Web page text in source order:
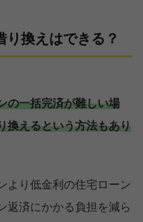
換えはできる？
の一括完済が難しい場
換えるという方法もあり
より低金利の住宅ローン
返済にかかる負担を減ら